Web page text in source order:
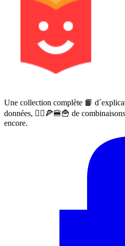
Une collection complète 📙
données, 🙅‍♀️🍕🍔🍟 de
encore.